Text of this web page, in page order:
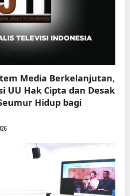
Media Berkelanjutan,
UU Hak Cipta dan Desak
Hidup bagi